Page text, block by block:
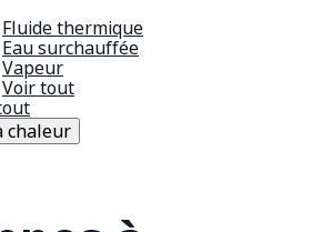
Fluide thermique
Eau surchauffée
Vapeur
Voir tout
chaleur